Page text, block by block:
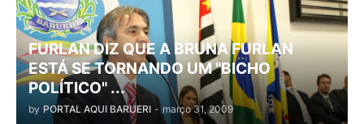
FURLAN DIZ QUE A BRUNA FURLAN
ESTÁ SE TORNANDO UM "BICHO
POLÍTICO" ...
by PORTAL AQUI BARUERI - março 31, 2009